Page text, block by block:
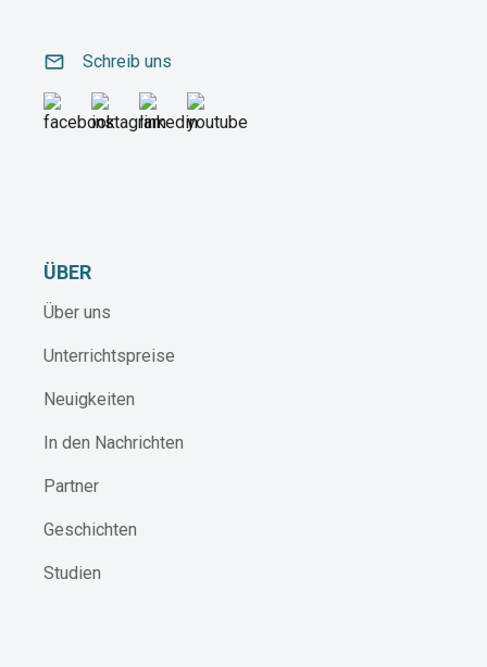
email Schreib uns
ÜBER
Über uns
Unterrichtspreise
Neuigkeiten
In den Nachrichten
Partner
Geschichten
Studien